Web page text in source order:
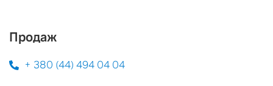
Продаж
+ 380 (44) 494 04 04